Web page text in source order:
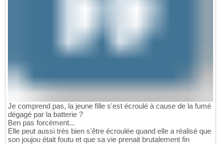
Je comprend pas, la jeune fille s'est écroulé à cause de la fumé
dégagé par la batterie ?
Ben pas forcément...
Elle peut aussi très bien s'être écroulée quand elle a réalisé que
son joujou était foutu et que sa vie prenait brutalement fin